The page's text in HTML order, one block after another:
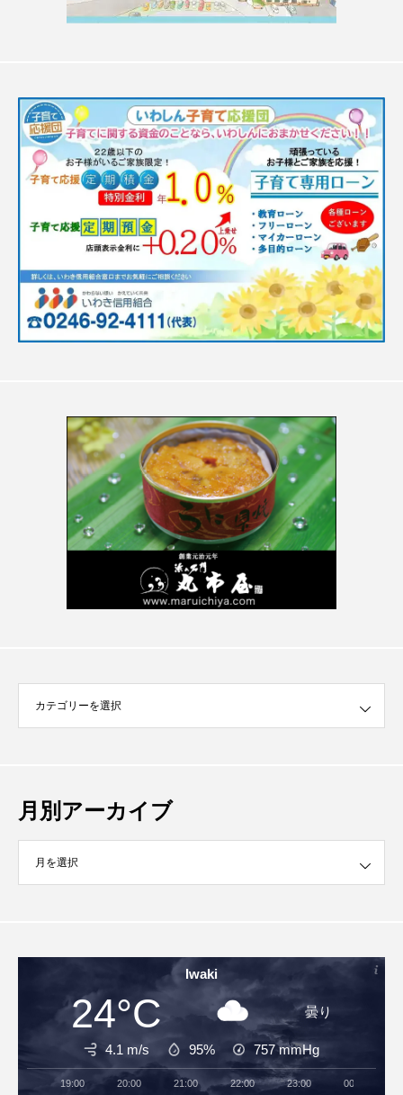
月別アーカイブ
Iwaki
24°C 曇り
4.1 m/s 95% 757mmHg
19:00 20:00 21:00 22:00 23:00 00:00